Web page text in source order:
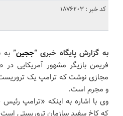
کد خبر : 1876203
به گزارش پایگاه خبری “ججین”به
فریمن بازیگر مشهور
مجازی نوشت که ترامپ یک
و مجرم است.
وی با اشاره به اینکه «ترامپ